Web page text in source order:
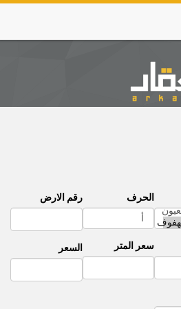
الحرف
سعر المتر
رقم الارض
السعر